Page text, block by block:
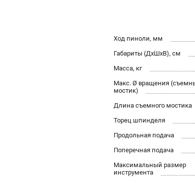
Ход пиноли, мм
Габариты (ДхШхВ), см
Масса, кг
Макс. Ø вращения
мостик)
Длина съемного мостика
Торец шпинделя
Продольная подача
Поперечная подача
Максимальный размер
инструмента